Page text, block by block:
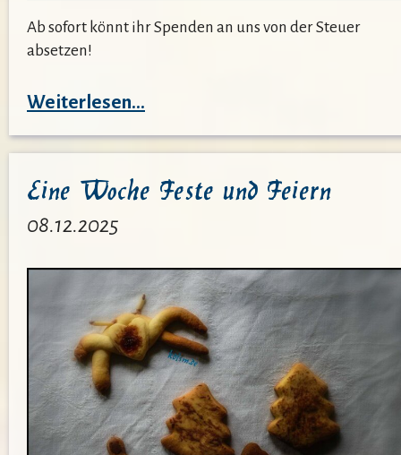
Ab sofort könnt ihr Spenden an uns von der Steuer
absetzen!
Weiterlesen…
Wir
sind
gemeinnützig!
Eine Woche Feste und Feiern
08.12.2025